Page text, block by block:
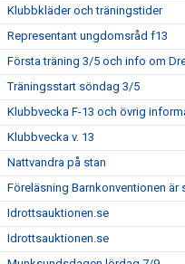
Klubbkläder och träningstider
Representant ungdomsråd f13
Första träning 3/5 och info om
Träningsstart söndag 3/5
Klubbvecka F-13 och övrig
Klubbvecka v. 13
Nattvandra på stan
Föreläsning Barnkonventionen är
Idrottsauktionen.se
Idrottsauktionen.se